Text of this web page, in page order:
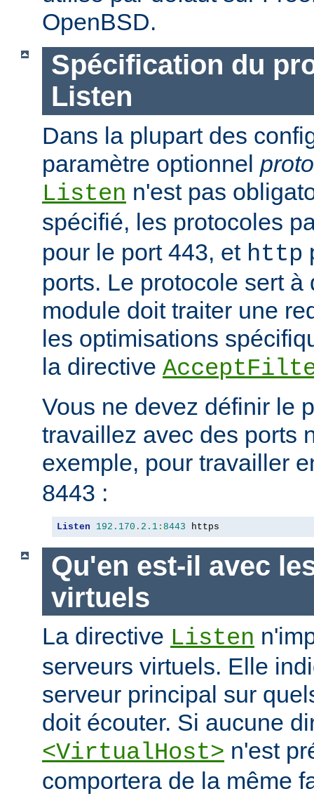
OpenBSD.
Spécification du
Listen
Dans la plupart des
paramètre optionnel
Listen n'est pas
spécifié, les protocoles
pour le port 443, et http
ports. Le protocole sert à
module doit traiter une
les optimisations
la directive
Vous ne devez définir le
travaillez avec des ports
exemple, pour travailler
8443 :
Listen 192.170 . 2.1 : 8443 https
Qu'en est-il avec
virtuels
La directive Listen
serveurs virtuels. Elle
serveur principal sur
doit écouter. Si aucune
<VirtualHost> n'est
comportera de la même